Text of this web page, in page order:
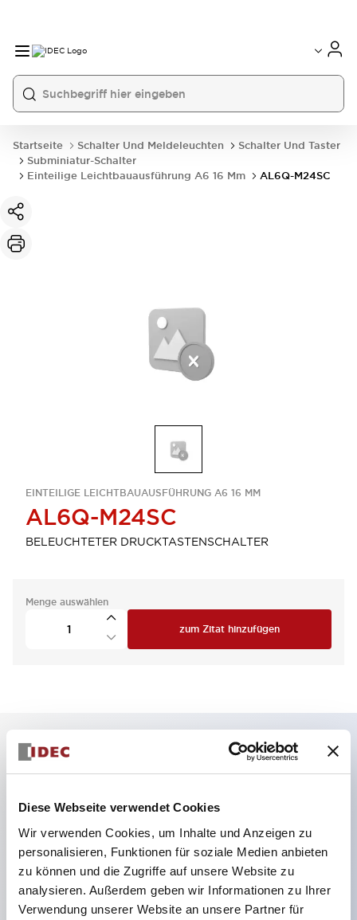
Diese Webseite verwendet Cookies
Wir verwenden Cookies, um Inhalte und Anzeigen zu
personalisieren, Funktionen für soziale Medien anbieten
zu können und die Zugriffe auf unsere Website zu
analysieren. Außerdem geben wir Informationen zu Ihrer
Verwendung unserer Website an unsere Partner für
Startseite Schalter Und Meldeleuchten
Schalter Und Taster
Subminiatur-Schalter
Einteilige Leichtbauausführung A6 16 Mm
AL6Q-M24SC
EINTEILIGE LEICHTBAUAUSFÜHRUNG A6 16 MM
AL6Q-M24SC
BELEUCHTETER DRUCKTASTENSCHALTER
Menge auswählen
zum Zitat hinzufügen
Hauptmerkmale
Geeignet für ein breites Anwendungsspektrum
von der Konsumelektronik bis zum FA-Bereich
LED-Beleuchtungseinheit mit integriertem
strombegrenzendem Widerstand und Diode im
LED-Lampenkörper